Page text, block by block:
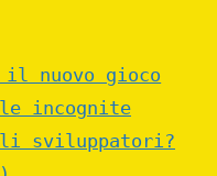
il nuovo gioco
incognite
sviluppatori?